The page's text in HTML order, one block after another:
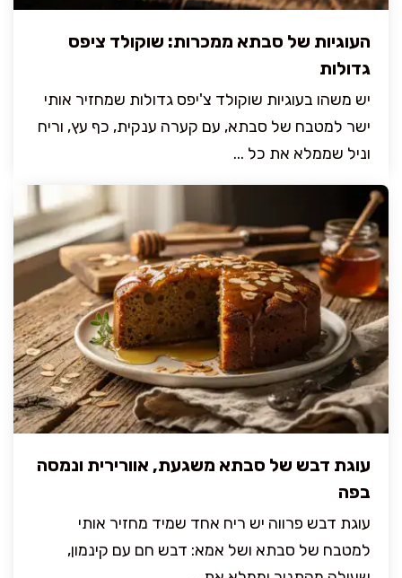
העוגיות של סבתא ממכרות: שוקולד ציפס
גדולות
יש משהו בעוגיות שוקולד צ'יפס גדולות שמחזיר אותי
ישר למטבח של סבתא, עם קערה ענקית, כף עץ, וריח
וניל שממלא את כל ...
עוגת דבש של סבתא משגעת, אוורירית ונמסה
בפה
עוגת דבש פרווה יש ריח אחד שמיד מחזיר אותי
למטבח של סבתא ושל אמא: דבש חם עם קינמון,